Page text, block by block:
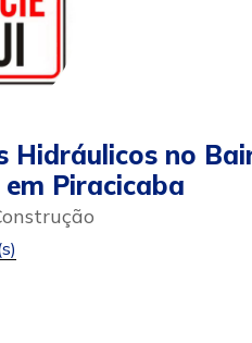
Hidráulicos no
Piracicaba